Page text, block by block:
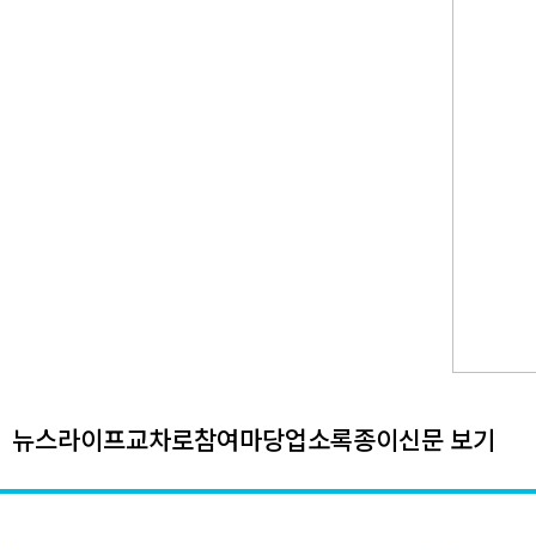
뉴스라이프교차로참여마당업소록종이신문 보기